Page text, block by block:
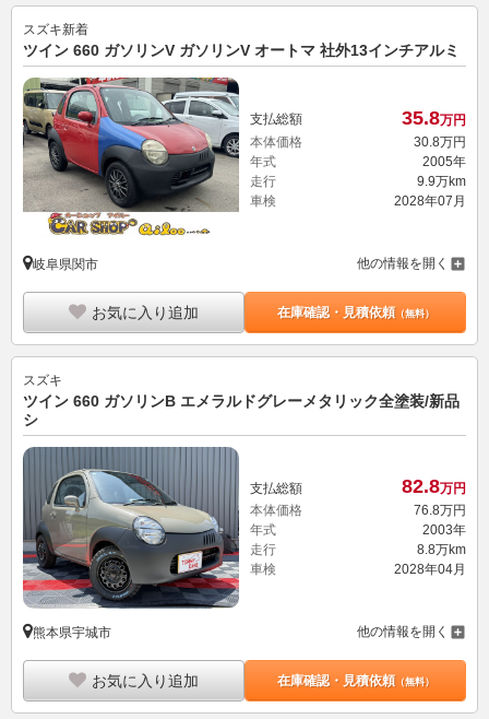
スズキ新着
ツイン 660 ガソリンV ガソリンV オートマ 社外13インチアルミ
支払総額 35.8万円
本体価格
30.8万円
年式
2005年
走行
9.9万km
車検
2028年07月
岐阜県関市 他の情報を開く
お気に入り追加 在庫確認・見積依頼（無料）
スズキ
ツイン 660 ガソリンB エメラルドグレーメタリック全塗装/新品
シ
支払総額 82.8万円
本体価格
76.8万円
年式
2003年
走行
8.8万km
車検
2028年04月
熊本県宇城市 他の情報を開く
お気に入り追加 在庫確認・見積依頼（無料）